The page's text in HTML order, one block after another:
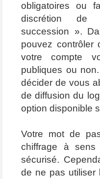
obligatoires ou
discrétion de
succession ».
pouvez contrôler
votre compte
publiques ou
décider de vous
de diffusion du
option disponible
Votre mot de
chiffrage à sens
sécurisé.
de ne pas utiliser